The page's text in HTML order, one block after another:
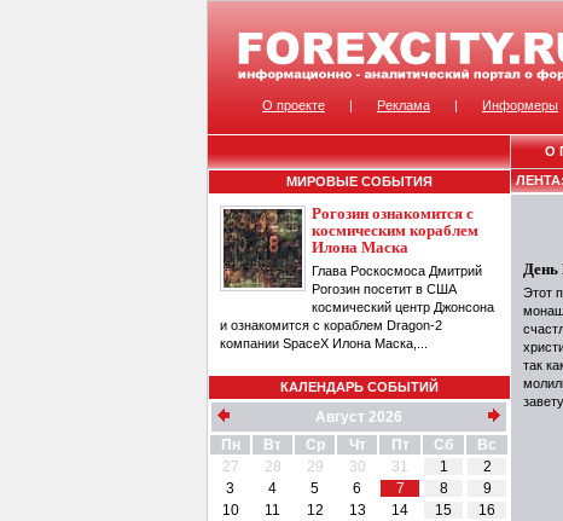
МИРОВЫЕ СОБЫТИЯ
Рогозин ознакомится с
космическим кораблем
Илона Маска
Глава Роскосмоса Дмитрий
Рогозин посетит в США
космический центр Джонсона
и ознакомится с кораблем Dragon-2
компании SpaceX Илона Маска,...
КАЛЕНДАРЬ СОБЫТИЙ
Август 2026
Пн
Вт Ср Чт Пт Сб
Вс
27
28 29 30 31 1
2
3
4 5 6 7 8
9
10
11 12 13 14 15
16
День
Этот
так
О проекте | Реклама | Информеры
О